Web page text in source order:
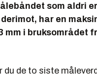
som aldri
derimot, har en
mm i bruksområdet
du de to siste